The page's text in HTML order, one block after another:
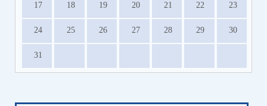
17 18 19 20 21 22 23
24 25 26 27 28 29 30
31